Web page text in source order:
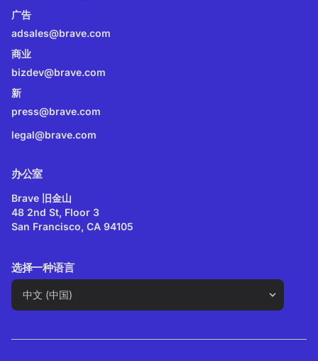
广告
adsales@brave.com
商业
bizdev@brave.com
新
press@brave.com
legal@brave.com
办公室
Brave 旧金山
48 2nd St, Floor 3
San Francisco, CA 94105
选择一种语言